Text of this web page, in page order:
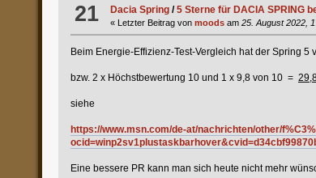
21 Dacia Spring /5 Sterne für DACIA SPRING
« Letzter Beitrag vonmoods am 25. August 2022,
Beim Energie-Effizienz-Test-Vergleich hat der Spring 5
bzw. 2 x Höchstbewertung 10 und 1 x 9,8 von 10 =
siehe
https://www.msn.com/de-at/nachrichten/other/
Eine bessere PR kann man sich heute nicht mehr